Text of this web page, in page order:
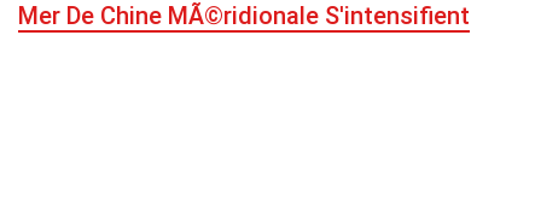
Mer De Chine MÃ©ridionale S'intensifient